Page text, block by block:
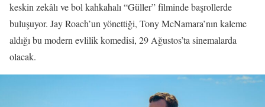
keskin zekâlı ve bol kahkahalı “Güller” filminde başrollerde
buluşuyor. Jay Roach’un yönettiği, Tony McNamara’nın kaleme
aldığı bu modern evlilik komedisi, 29 Ağustos’ta sinemalarda
olacak.